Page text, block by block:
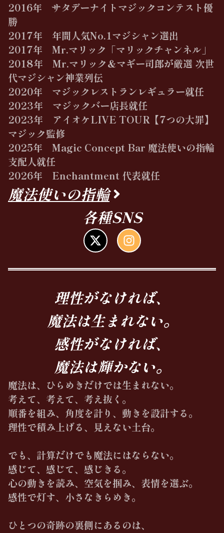
2016年 サタデーナイトマジックコンテスト優
勝
2017年 年間人気No.1マジシャン選出
2017年 Mr.マリック「マリックチャンネル」
2018年 Mr.マリック＆マギー司郎が厳選 次世
代マジシャン神業列伝
2020年 マジックレストランレギュラー就任
2023年 マジックバー店長就任
2023年 アイオケLIVE TOUR【7つの大罪】
マジック監修
2025年 Magic Concept Bar 魔法使いの指輪
支配人就任
2026年 Enchantment 代表就任
魔法使いの指輪
各種SNS
理性がなければ、
魔法は生まれない。
感性がなければ、
魔法は輝かない。
魔法は、ひらめきだけでは生まれない。
考えて、考えて、考え抜く。
順番を組み、角度を計り、動きを設計する。
理性で積み上げる、見えない土台。
でも、計算だけでも魔法にはならない。
感じて、感じて、感じきる。
心の動きを読み、空気を掴み、表情を選ぶ。
感性で灯す、小さなきらめき。
ひとつの奇跡の裏側にあるのは、